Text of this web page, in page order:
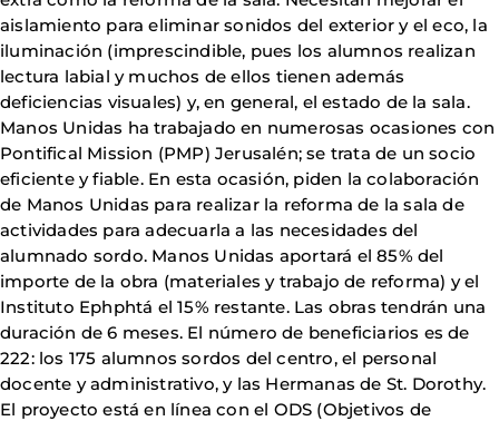
aislamiento para eliminar sonidos del exterior y el eco, la
iluminación (imprescindible, pues los alumnos realizan
lectura labial y muchos de ellos tienen además
deficiencias visuales) y, en general, el estado de la sala.
Manos Unidas ha trabajado en numerosas ocasiones con
Pontifical Mission (PMP) Jerusalén; se trata de un socio
eficiente y fiable. En esta ocasión, piden la colaboración
de Manos Unidas para realizar la reforma de la sala de
actividades para adecuarla a las necesidades del
alumnado sordo. Manos Unidas aportará el 85% del
importe de la obra (materiales y trabajo de reforma) y el
Instituto Ephphtá el 15% restante. Las obras tendrán una
duración de 6 meses. El número de beneficiarios es de
222: los 175 alumnos sordos del centro, el personal
docente y administrativo, y las Hermanas de St. Dorothy.
El proyecto está en línea con el ODS (Objetivos de